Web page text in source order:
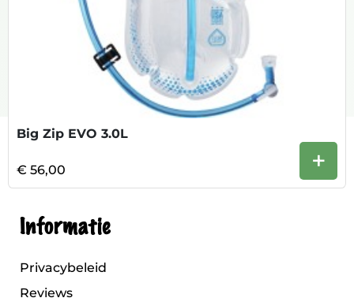
Big Zip EVO 3.0L
€ 56,00 +
Informatie
Privacybeleid
Reviews